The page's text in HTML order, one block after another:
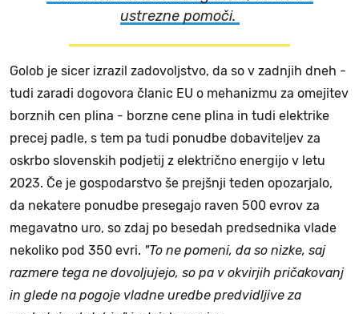
ustrezne pomoči.
Golob je sicer izrazil zadovoljstvo, da so v zadnjih dneh -
tudi zaradi dogovora članic EU o mehanizmu za omejitev
borznih cen plina - borzne cene plina in tudi elektrike
precej padle, s tem pa tudi ponudbe dobaviteljev za
oskrbo slovenskih podjetij z električno energijo v letu
2023. Če je gospodarstvo še prejšnji teden opozarjalo,
da nekatere ponudbe presegajo raven 500 evrov za
megavatno uro, so zdaj po besedah predsednika vlade
nekoliko pod 350 evri. "To ne pomeni, da so nizke, saj
razmere tega ne dovoljujejo, so pa v okvirjih pričakovanj
in glede na pogoje vladne uredbe predvidljive za